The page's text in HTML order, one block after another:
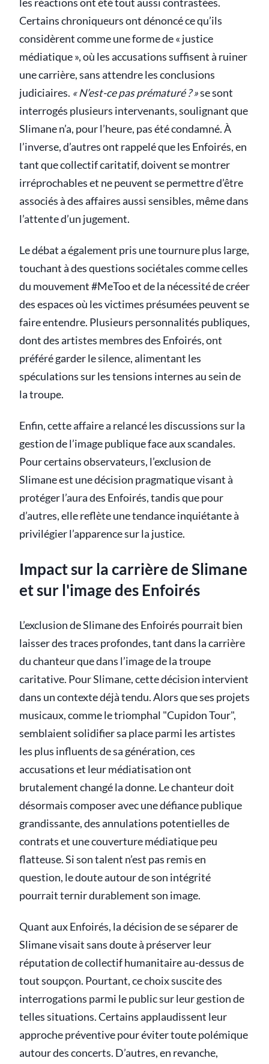
Certains chroniqueurs ont dénoncé ce qu’ils
considèrent comme une forme de « justice
médiatique », où les accusations suffisent à ruiner
une carrière, sans attendre les conclusions
judiciaires. « N’est-ce pas prématuré ? »se sont
interrogés plusieurs intervenants, soulignant que
Slimane n’a, pour l’heure, pas été condamné. À
l’inverse, d’autres ont rappelé que les Enfoirés, en
tant que collectif caritatif, doivent se montrer
irréprochables et ne peuvent se permettre d’être
associés à des affaires aussi sensibles, même dans
l’attente d’un jugement.
Le débat a également pris une tournure plus large,
touchant à des questions sociétales comme celles
du mouvement #MeToo et de la nécessité de créer
des espaces où les victimes présumées peuvent se
faire entendre. Plusieurs personnalités publiques,
dont des artistes membres des Enfoirés, ont
préféré garder le silence, alimentant les
spéculations sur les tensions internes au sein de
la troupe.
Enfin, cette affaire a relancé les discussions sur la
gestion de l’image publique face aux scandales.
Pour certains observateurs, l’exclusion de
Slimane est une décision pragmatique visant à
protéger l’aura des Enfoirés, tandis que pour
d’autres, elle reflète une tendance inquiétante à
privilégier l’apparence sur la justice.
Impact sur la carrière de Slimane
et sur l'image des Enfoirés
L’exclusion de Slimane des Enfoirés pourrait bien
laisser des traces profondes, tant dans la carrière
du chanteur que dans l’image de la troupe
caritative. Pour Slimane, cette décision intervient
dans un contexte déjà tendu. Alors que ses projets
musicaux, comme le triomphal "Cupidon Tour",
semblaient solidifier sa place parmi les artistes
les plus influents de sa génération, ces
accusations et leur médiatisation ont
brutalement changé la donne. Le chanteur doit
désormais composer avec une défiance publique
grandissante, des annulations potentielles de
contrats et une couverture médiatique peu
flatteuse. Si son talent n’est pas remis en
question, le doute autour de son intégrité
pourrait ternir durablement son image.
Quant aux Enfoirés, la décision de se séparer de
Slimane visait sans doute à préserver leur
réputation de collectif humanitaire au-dessus de
tout soupçon. Pourtant, ce choix suscite des
interrogations parmi le public sur leur gestion de
telles situations. Certains applaudissent leur
approche préventive pour éviter toute polémique
autour des concerts. D’autres, en revanche,